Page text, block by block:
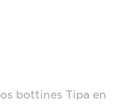
bottines Tipa en